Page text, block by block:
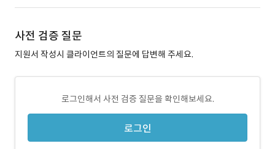
사전 검증 질문
지원서 작성시 클라이언트의 질문에 답변해 주세요.
로그인해서 사전 검증 질문을 확인해보세요.
로그인